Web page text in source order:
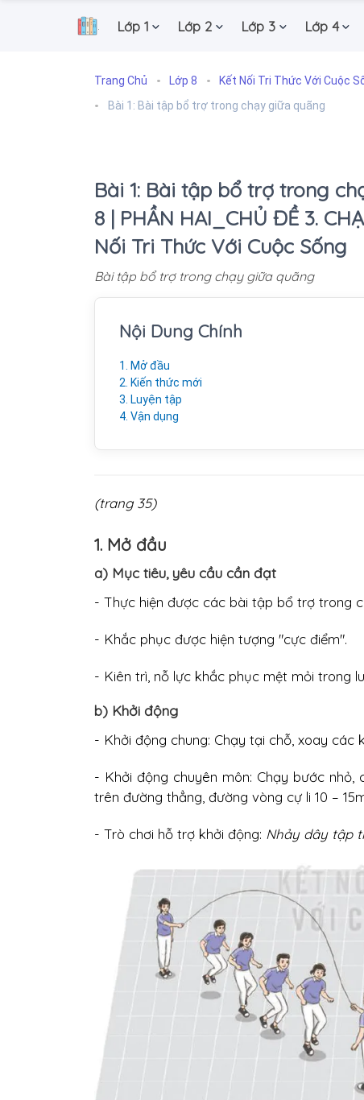
. Lớp 1 Lớp 2 Lớp 3 Lớp 4
Trang Chủ Lớp 8 Kết Nối Tri Thức Với Cuộc
Bài 1: Bài tập bổ trợ trong chạy giữa quãng
Bài 1: Bài tập bổ trợ trong
8 | PHẦN HAI_CHỦ ĐỀ 3.
Nối Tri Thức Với Cuộc Sống
Bài tập bổ trợ trong chạy giữa quãng
Nội Dung Chính
1. Mở đầu
2. Kiến thức mới
3. Luyện tập
4. Vận dụng
(trang 35)
1. Mở đầu
a) Mục tiêu, yêu cầu cần đạt
- Thực hiện được các bài tập bổ trợ trong
- Khắc phục được hiện tượng "cực điểm".
- Kiên trì, nỗ lực khắc phục mệt mỏi trong
b) Khởi động
- Khởi động chung: Chạy tại chỗ, xoay các
- Khởi động chuyên môn: Chạy bước
trên đường thẳng, đường vòng cự li 10 –
- Trò chơi hỗ trợ khởi động: Nhảy dây tập